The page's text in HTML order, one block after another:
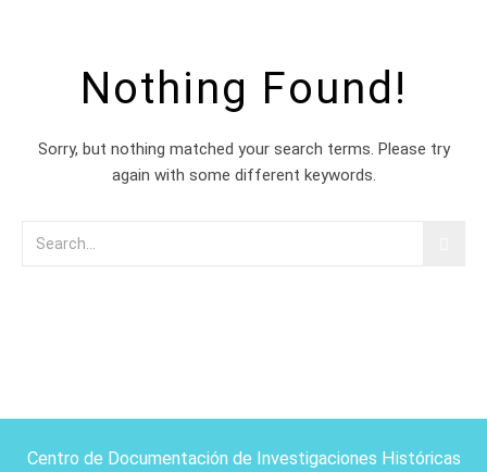
Nothing Found!
Sorry, but nothing matched your search terms. Please try
again with some different keywords.
Centro de Documentación de Investigaciones Históricas